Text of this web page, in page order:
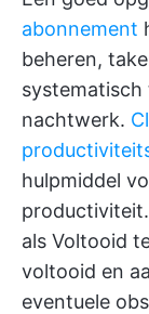
abonnement
beheren,
systematisch
nachtwerk.
hulpmiddel
als Voltooid
voltooid en
eventuele